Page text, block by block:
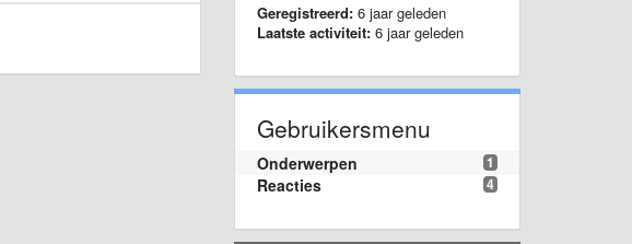
Geregistreerd: 6 jaar geleden
Laatste activiteit: 6 jaar geleden
Gebruikersmenu
1
Onderwerpen
4
Reacties